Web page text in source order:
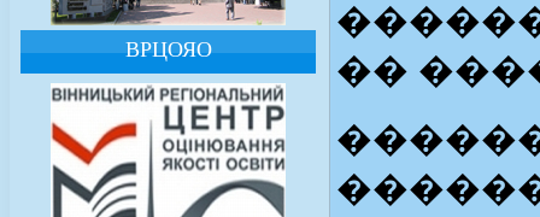
ВРЦОЯО
��